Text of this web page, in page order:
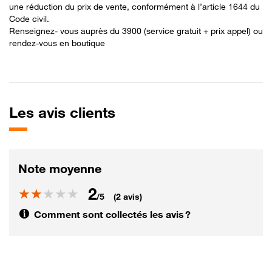
une réduction du prix de vente, conformément à l’article 1644 du
Code civil.
Renseignez- vous auprès du 3900 (service gratuit + prix appel) ou
rendez-vous en boutique
Les avis clients
Note moyenne
Note
2/5 (2 avis)
Comment sont collectés les avis ?